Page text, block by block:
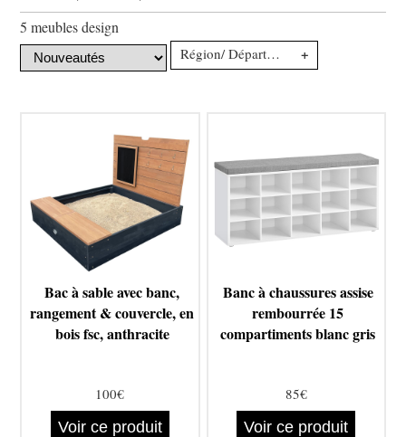
5 meubles design
Région/ Département +
Bac à sable avec banc,
rangement & couvercle, en
bois fsc, anthracite
100€
Voir ce produit
Banc à chaussures assise
rembourrée 15
compartiments blanc gris
85€
Voir ce produit